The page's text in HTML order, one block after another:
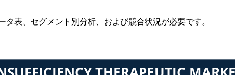
タ表、セグメント別分析、および競合状況が必要です。